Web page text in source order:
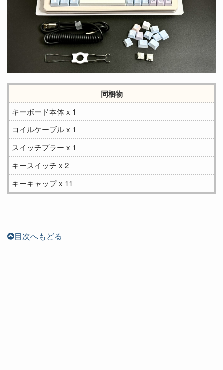
同梱物
キーボード本体 x 1
コイルケーブル x 1
スイッチプラー x 1
キースイッチ x 2
キーキャップ x 11
目次へもどる